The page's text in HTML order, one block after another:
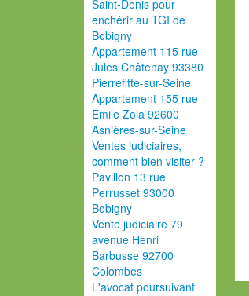
Saint-Denis pour
enchérir au TGI de
Bobigny
Appartement 115 rue
Jules Châtenay 93380
Pierrefitte-sur-Seine
Appartement 155 rue
Emile Zola 92600
Asnières-sur-Seine
Ventes judiciaires,
comment bien visiter ?
Pavillon 13 rue
Perrusset 93000
Bobigny
Vente judiciaire 79
avenue Henri
Barbusse 92700
Colombes
L'avocat poursuivant